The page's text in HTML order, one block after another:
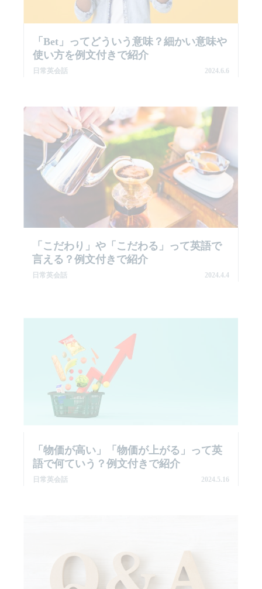
「bet」ってどういう意味？細かい意味や
使い方を例文付きで紹介
日常英会話 2024.6.6
「こだわり」や「こだわる」って英語で
言える？例文付きで紹介
日常英会話 2024.4.4
「物価が高い」「物価が上がる」って英
語で何ていう？例文付きで紹介
日常英会話 2024.5.16